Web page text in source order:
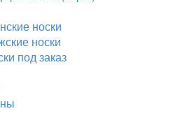
носки
носки
под заказ